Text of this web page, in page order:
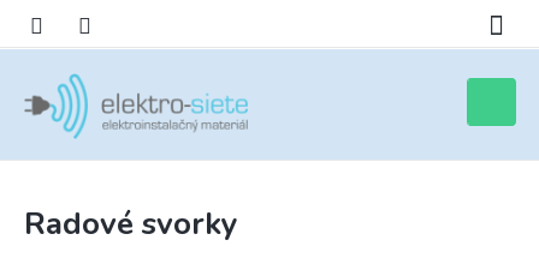
obsah
košík
Radové svorky